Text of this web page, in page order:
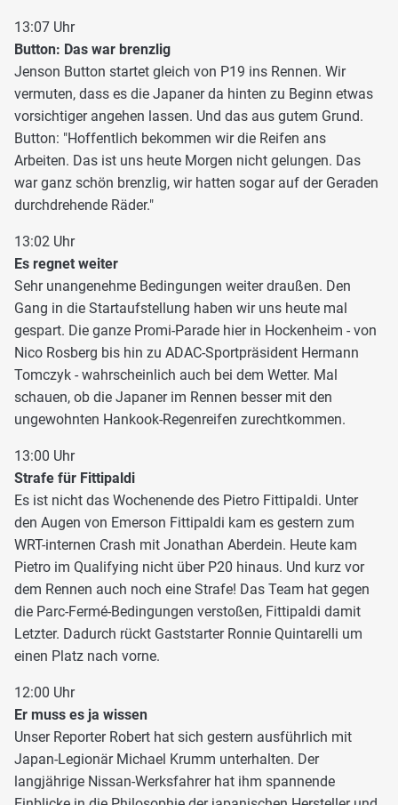
13:07 Uhr
Button: Das war brenzlig
Jenson Button startet gleich von P19 ins Rennen. Wir
vermuten, dass es die Japaner da hinten zu Beginn etwas
vorsichtiger angehen lassen. Und das aus gutem Grund.
Button: "Hoffentlich bekommen wir die Reifen ans
Arbeiten. Das ist uns heute Morgen nicht gelungen. Das
war ganz schön brenzlig, wir hatten sogar auf der Geraden
durchdrehende Räder."
13:02 Uhr
Es regnet weiter
Sehr unangenehme Bedingungen weiter draußen. Den
Gang in die Startaufstellung haben wir uns heute mal
gespart. Die ganze Promi-Parade hier in Hockenheim - von
Nico Rosberg bis hin zu ADAC-Sportpräsident Hermann
Tomczyk - wahrscheinlich auch bei dem Wetter. Mal
schauen, ob die Japaner im Rennen besser mit den
ungewohnten Hankook-Regenreifen zurechtkommen.
13:00 Uhr
Strafe für Fittipaldi
Es ist nicht das Wochenende des Pietro Fittipaldi. Unter
den Augen von Emerson Fittipaldi kam es gestern zum
WRT-internen Crash mit Jonathan Aberdein. Heute kam
Pietro im Qualifying nicht über P20 hinaus. Und kurz vor
dem Rennen auch noch eine Strafe! Das Team hat gegen
die Parc-Fermé-Bedingungen verstoßen, Fittipaldi damit
Letzter. Dadurch rückt Gaststarter Ronnie Quintarelli um
einen Platz nach vorne.
12:00 Uhr
Er muss es ja wissen
Unser Reporter Robert hat sich gestern ausführlich mit
Japan-Legionär Michael Krumm unterhalten. Der
langjährige Nissan-Werksfahrer hat ihm spannende